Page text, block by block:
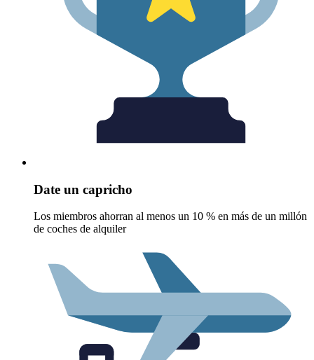
Date un capricho
Los miembros ahorran al menos un 10 % en más de un millón
de coches de alquiler